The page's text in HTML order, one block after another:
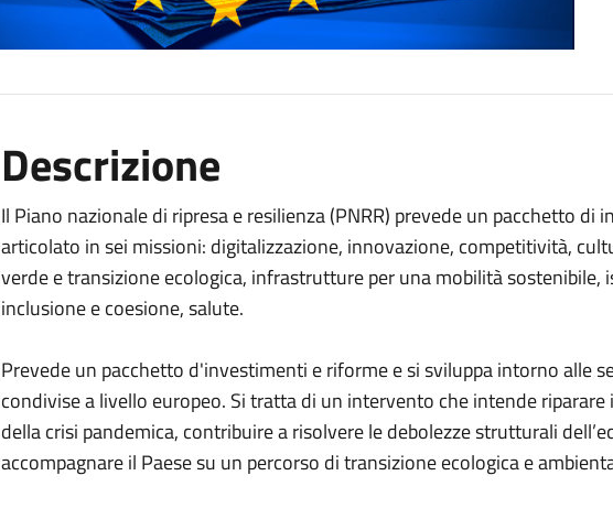
Descrizione
Il Piano nazionale di ripresa e resilienza (PNRR) prevede un pacchetto di
articolato in sei missioni: digitalizzazione, innovazione, competitività,
verde e transizione ecologica, infrastrutture per una mobilità sostenibile,
inclusione e coesione, salute.
Prevede un pacchetto d'investimenti e riforme e si sviluppa intorno alle
condivise a livello europeo. Si tratta di un intervento che intende
della crisi pandemica, contribuire a risolvere le debolezze strutturali
accompagnare il Paese su un percorso di transizione ecologica e